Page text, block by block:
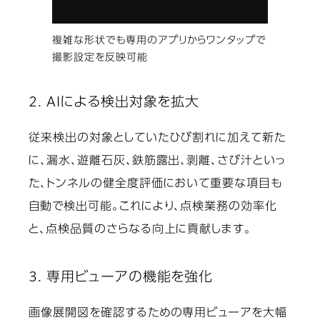
複雑な形状でも専用のアプリからワンタップで
撮影設定を反映可能
2. AIによる検出対象を拡大
従来検出の対象としていたひび割れに加えて新た
に、漏水、遊離石灰、鉄筋露出、剥離、さび汁といっ
た、トンネルの健全度評価において重要な項目も
自動で検出可能。これにより、点検業務の効率化
と、点検品質のさらなる向上に貢献します。
3. 専用ビューアの機能を強化
画像展開図を確認するための専用ビューアを大幅